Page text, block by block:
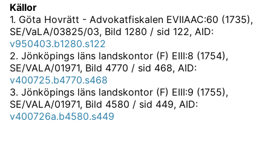
Källor
1. Göta Hovrätt - Advokatfiskalen EVIIAAC:60 (1735),
SE/VaLA/03825/03, Bild 1280 / sid 122, AID:
v950403.b1280.s122
2. Jönköpings läns landskontor (F) EIII:8 (1754),
SE/VALA/01971, Bild 4770 / sid 468, AID:
v400725.b4770.s468
3. Jönköpings läns landskontor (F) EIII:9 (1755),
SE/VALA/01971, Bild 4580 / sid 449, AID:
v400726a.b4580.s449